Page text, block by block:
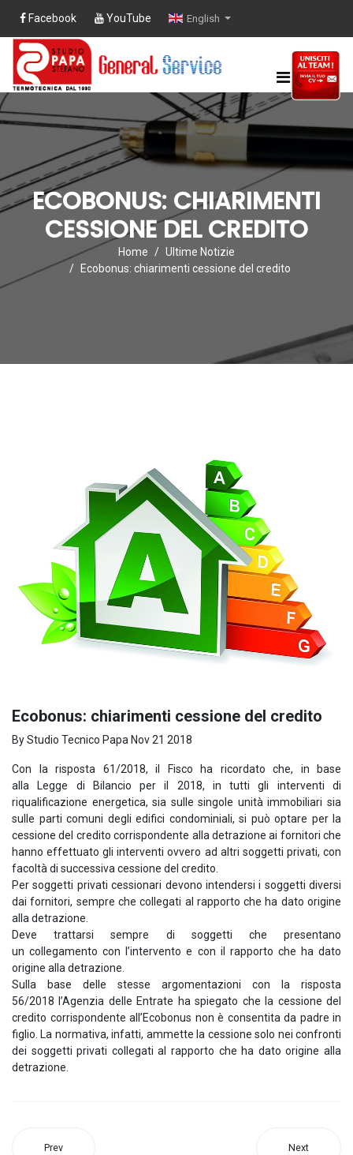
Facebook YouTube English
ECOBONUS: CHIARIMENTI
CESSIONE DEL CREDITO
Home
Ultime Notizie
Ecobonus: chiarimenti cessione del credito
Ecobonus: chiarimenti cessione del credito
By Studio Tecnico Papa Nov 21 2018
Con la risposta 61/2018, il Fisco ha ricordato che, in base
alla Legge di Bilancio per il 2018, in tutti gli interventi di
riqualificazione energetica, sia sulle singole unità immobiliari sia
sulle parti comuni degli edifici condominiali, si può optare per la
cessione del credito corrispondente alla detrazione ai fornitori che
hanno effettuato gli interventi ovvero ad altri soggetti privati, con
facoltà di successiva cessione del credito.
Per soggetti privati cessionari devono intendersi i soggetti diversi
dai fornitori, sempre che collegati al rapporto che ha dato origine
alla detrazione.
Deve trattarsi sempre di soggetti che presentano
un collegamento con l’intervento e con il rapporto che ha dato
origine alla detrazione.
Sulla base delle stesse argomentazioni con la risposta
56/2018 l’Agenzia delle Entrate ha spiegato che la cessione del
credito corrispondente all’Ecobonus non è consentita da padre in
figlio. La normativa, infatti, ammette la cessione solo nei confronti
dei soggetti privati collegati al rapporto che ha dato origine alla
detrazione.
Prev Next